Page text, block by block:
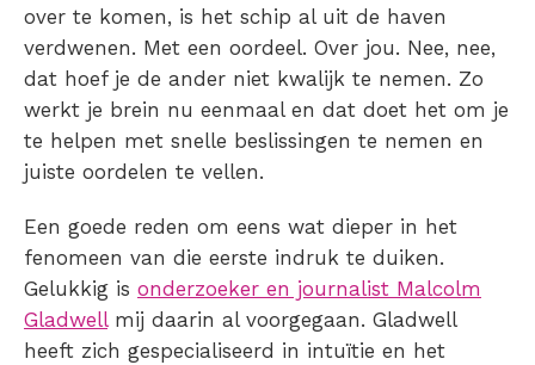
over te komen, is het schip al uit de haven
verdwenen. Met een oordeel. Over jou. Nee, nee,
dat hoef je de ander niet kwalijk te nemen. Zo
werkt je brein nu eenmaal en dat doet het om je
te helpen met snelle beslissingen te nemen en
juiste oordelen te vellen.
Een goede reden om eens wat dieper in het
fenomeen van die eerste indruk te duiken.
Gelukkig is onderzoeker en journalist Malcolm
Gladwellmij daarin al voorgegaan. Gladwell
heeft zich gespecialiseerd in intuïtie en het